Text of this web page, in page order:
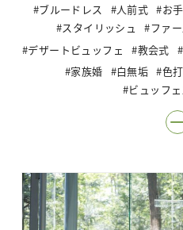
ブルードレス
人前式 お
スタイリッシュ
ファ
デザートビュッフェ
教会式
家族婚
白無垢 色
ビュッフ